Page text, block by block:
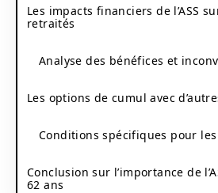
Les impacts financiers de l’ASS
retraités
Analyse des bénéfices et
Les options de cumul avec
Conditions spécifiques pour les
Conclusion sur l’importance de
62 ans